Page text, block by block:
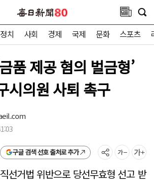
정치 사회 경제 국제 문화 스포츠
품 제공 혐의 벌금형’
시의원 사퇴 촉구
구글 검색 선호 출처로 추가
선거법 위반으로 당선무효형 선고 받